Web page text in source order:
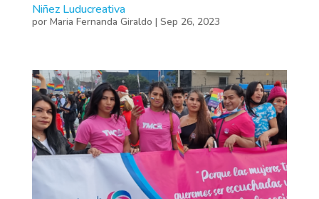
Niñez Luducreativa
por Maria Fernanda Giraldo | Sep 26, 2023